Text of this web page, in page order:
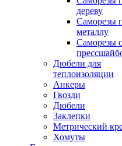
дереву
Саморезы
металлу
Саморезы с
Дюбели для
теплоизоляции
Анкеры
Гвозди
Дюбели
Заклепки
Метрический
Хомуты